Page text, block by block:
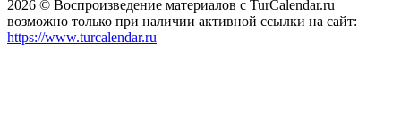
2026 © Воспроизведение материалов c TurCalendar.ru
возможно только при наличии активной ссылки на сайт:
https://www.turcalendar.ru